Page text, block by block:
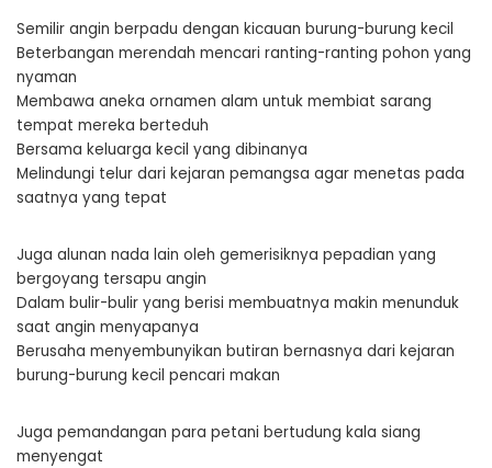
Semilir angin berpadu dengan kicauan burung-burung kecil
Beterbangan merendah mencari ranting-ranting pohon yang
nyaman
Membawa aneka ornamen alam untuk membiat sarang
tempat mereka berteduh
Bersama keluarga kecil yang dibinanya
Melindungi telur dari kejaran pemangsa agar menetas pada
saatnya yang tepat
Juga alunan nada lain oleh gemerisiknya pepadian yang
bergoyang tersapu angin
Dalam bulir-bulir yang berisi membuatnya makin menunduk
saat angin menyapanya
Berusaha menyembunyikan butiran bernasnya dari kejaran
burung-burung kecil pencari makan
Juga pemandangan para petani bertudung kala siang
menyengat